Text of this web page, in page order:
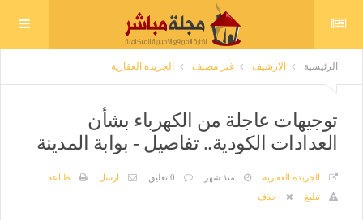
الرئيسية الارشيف غير مصنف الجريدة العقارية
توجيهات عاجلة من الكهرباء بشأن
العدادات الكودية.. تفاصيل - بوابة المدينة
الجريدة العقارية منذ شهر 0 تعليق ارسل
طباعة
تبليغ
حذف